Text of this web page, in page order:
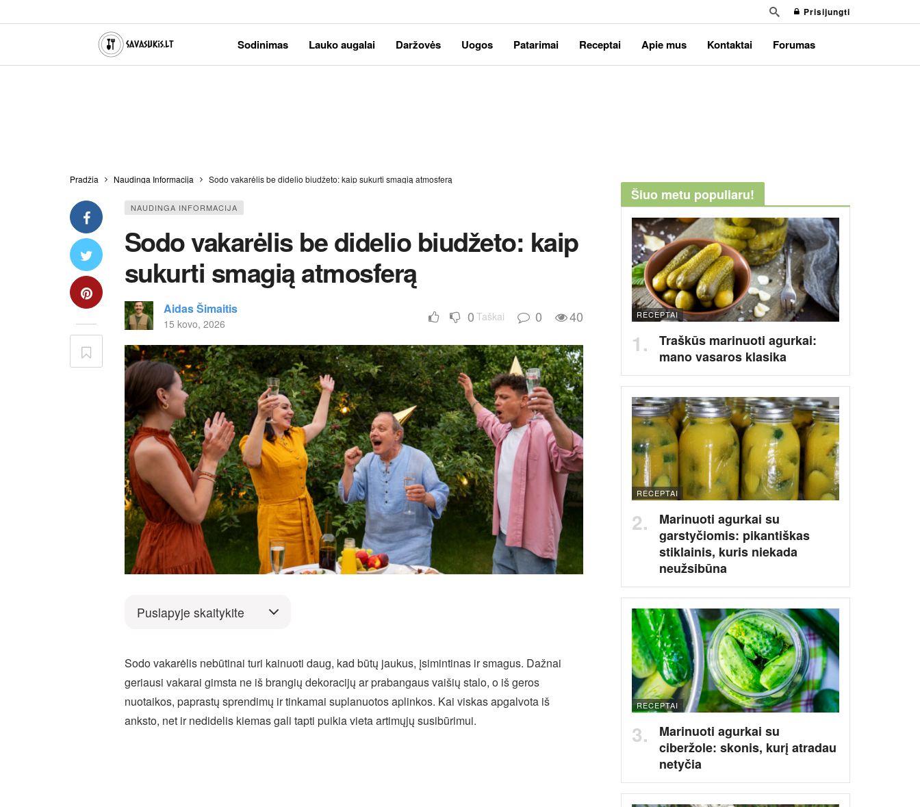
Prisijungti
Sodinimas Lauko augalai Daržovės Uogos Patarimai Receptai Apie mus Kontaktai Forumas
Pradžia Naudinga Informacija Sodo vakarėlis be didelio biudžeto: kaip sukurti smagią atmosferą
NAUDINGA INFORMACIJA
Sodo vakarėlis be didelio biudžeto: kaip
sukurti smagią atmosferą
Aidas Šimaitis
15 kovo, 2026 0 Taškai 0 40
Puslapyje skaitykite
Sodo vakarėlis nebūtinai turi kainuoti daug, kad būtų jaukus, įsimintinas ir smagus. Dažnai
geriausi vakarai gimsta ne iš brangių dekoracijų ar prabangaus vaišių stalo, o iš geros
nuotaikos, paprastų sprendimų ir tinkamai suplanuotos aplinkos. Kai viskas apgalvota iš
anksto, net ir nedidelis kiemas gali tapti puikia vieta artimųjų susibūrimui.
Šiuo metu populiaru!
RECEPTAI
Traškūs marinuoti agurkai:
mano vasaros klasika
RECEPTAI
Marinuoti agurkai su
garstyčiomis: pikantiškas
stiklainis, kuris niekada
neužsibūna
RECEPTAI
Marinuoti agurkai su
ciberžole: skonis, kurį atradau
netyčia